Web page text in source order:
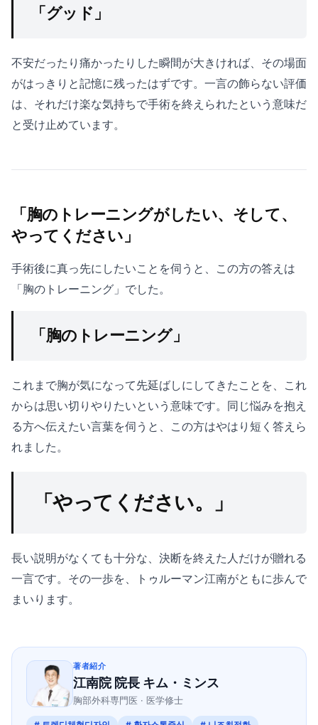
「グッド」
不安だったり痛かったりした瞬間が大きければ、その場面
がはっきりと記憶に残ったはずです。一言の飾らない評価
は、それだけ楽な気持ちで手術を終えられたという意味だ
と受け止めています。
「胸のトレーニングがしたい、そして、
やってください」
手術後に真っ先にしたいことを伺うと、この方の答えは
「胸のトレーニング」でした。
「胸のトレーニング」
これまで胸が気になって先延ばしにしてきたことを、これ
からは思い切りやりたいという意味です。同じ悩みを抱え
る方へ伝えたい言葉を伺うと、この方はやはり短く答えら
れました。
「やってください。」
長い説明がなくても十分な、決断を終えた人だけが贈れる
一言です。その一歩を、トゥルーマン江南がともに歩んで
まいります。
著者紹介
江南院 院長 キム・ミンス
胸部外科専門医 · 医学修士